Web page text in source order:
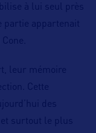
à lui seul près
partie appartenait
leur mémoire
Cette
des
et surtout le plus